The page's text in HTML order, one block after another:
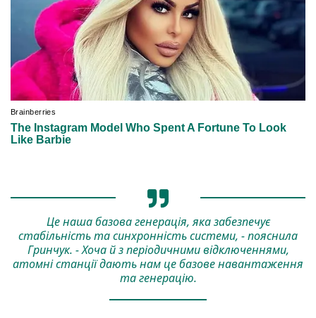
Це наша базова генерація, яка забезпечує
стабільність та синхронність системи, - пояснила
Гринчук. - Хоча й з періодичними відключеннями,
атомні станції дають нам це базове навантаження
та генерацію.